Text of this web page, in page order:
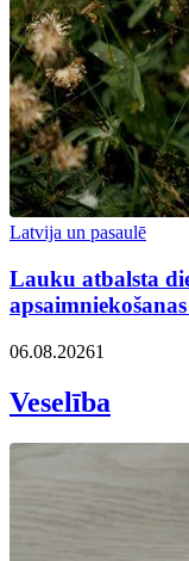
Latvija un pasaulē
Lauku atbalsta
06.08.20261
Veselība